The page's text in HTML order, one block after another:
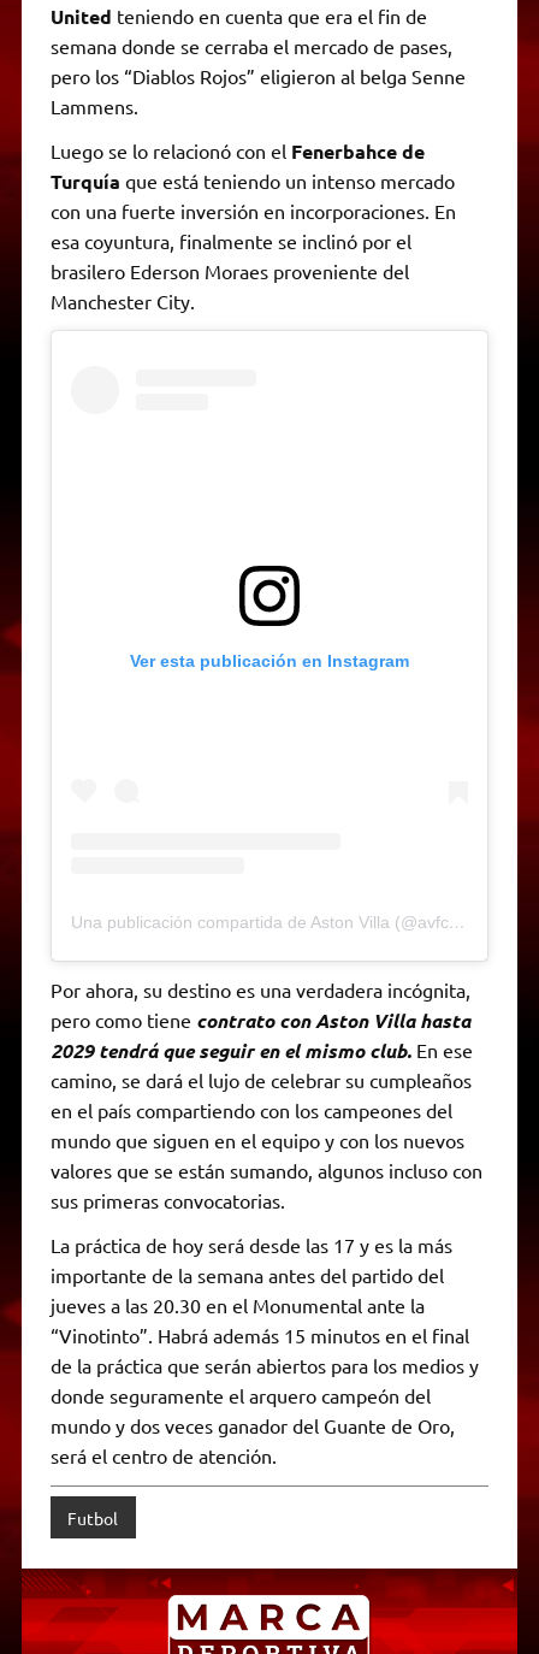
United teniendo en cuenta que era el fin de
semana donde se cerraba el mercado de pases,
pero los “Diablos Rojos” eligieron al belga Senne
Lammens.
Luego se lo relacionó con el Fenerbahce de
Turquía que está teniendo un intenso mercado
con una fuerte inversión en incorporaciones. En
esa coyuntura, finalmente se inclinó por el
brasilero Ederson Moraes proveniente del
Manchester City.
Ver esta publicación en Instagram
Una publicación compartida de Aston Villa (@avfcofficial)
Por ahora, su destino es una verdadera incógnita,
pero como tiene contrato con Aston Villa hasta
2029 tendrá que seguir en el mismo club. En ese
camino, se dará el lujo de celebrar su cumpleaños
en el país compartiendo con los campeones del
mundo que siguen en el equipo y con los nuevos
valores que se están sumando, algunos incluso con
sus primeras convocatorias.
La práctica de hoy será desde las 17 y es la más
importante de la semana antes del partido del
jueves a las 20.30 en el Monumental ante la
“Vinotinto”. Habrá además 15 minutos en el final
de la práctica que serán abiertos para los medios y
donde seguramente el arquero campeón del
mundo y dos veces ganador del Guante de Oro,
será el centro de atención.
Futbol